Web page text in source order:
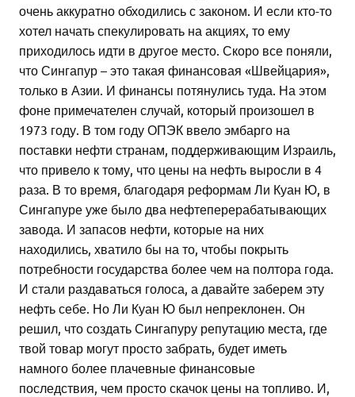
очень аккуратно обходились с законом. И если кто-то
хотел начать спекулировать на акциях, то ему
приходилось идти в другое место. Скоро все поняли,
что Сингапур – это такая финансовая «Швейцария»,
только в Азии. И финансы потянулись туда. На этом
фоне примечателен случай, который произошел в
1973 году. В том году ОПЭК ввело эмбарго на
поставки нефти странам, поддерживающим Израиль,
что привело к тому, что цены на нефть выросли в 4
раза. В то время, благодаря реформам Ли Куан Ю, в
Сингапуре уже было два нефтеперерабатывающих
завода. И запасов нефти, которые на них
находились, хватило бы на то, чтобы покрыть
потребности государства более чем на полтора года.
И стали раздаваться голоса, а давайте заберем эту
нефть себе. Но Ли Куан Ю был непреклонен. Он
решил, что создать Сингапуру репутацию места, где
твой товар могут просто забрать, будет иметь
намного более плачевные финансовые
последствия, чем просто скачок цены на топливо. И,